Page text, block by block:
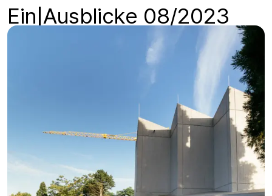
Ein|Ausblicke 08/2023